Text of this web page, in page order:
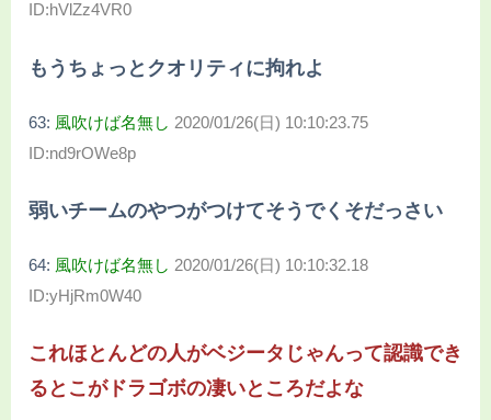
ID:hVlZz4VR0
もうちょっとクオリティに拘れよ
63: 風吹けば名無し 2020/01/26(日) 10:10:23.75
ID:nd9rOWe8p
弱いチームのやつがつけてそうでくそだっさい
64: 風吹けば名無し 2020/01/26(日) 10:10:32.18
ID:yHjRm0W40
これほとんどの人がベジータじゃんって認識でき
るとこがドラゴボの凄いところだよな